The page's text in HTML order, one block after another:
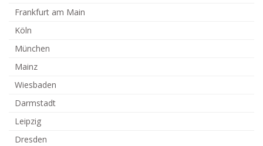
Frankfurt am Main
Köln
München
Mainz
Wiesbaden
Darmstadt
Leipzig
Dresden